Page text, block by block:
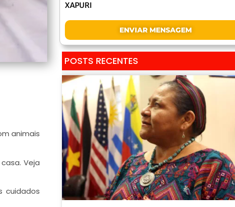
animais
Veja
cuidados
XAPURI
ENVIAR MENSAGEM
POSTS RECENTES